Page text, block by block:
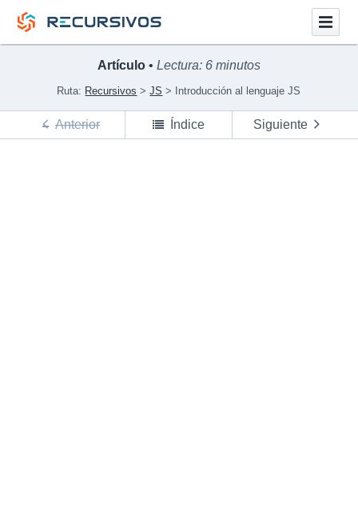
Artículo • Lectura: 6 minutos
Ruta: Recursivos JS Introducción al lenguaje JS
Anterior Índice Siguiente